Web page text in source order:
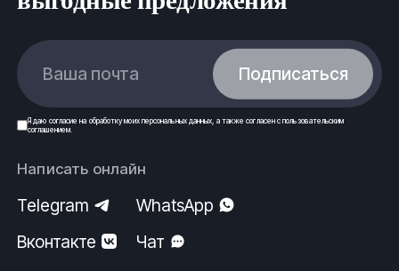
Ваша почта Подписаться
Я даю согласие на обработку моих персональных данных , а также согласен спользовательским
соглашением.
Написать онлайн
Telegram
WhatsApp
Вконтакте
Чат